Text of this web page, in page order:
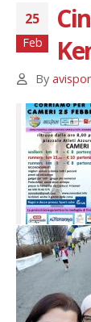
25
Feb
By